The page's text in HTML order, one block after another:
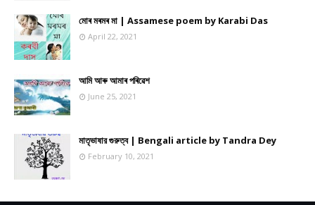
মোৰ মৰমৰ মা | Assamese poem by Karabi Das
April 22, 2021
আমি আৰু আমাৰ পৰিৱেশ
June 25, 2021
মাতৃভাষার গুরুত্ব | Bengali article by Tandra Dey
February 10, 2021